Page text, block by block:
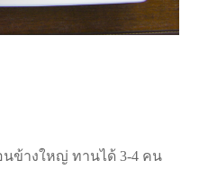
นข้างใหญ่ ทานได้ 3-4 คน